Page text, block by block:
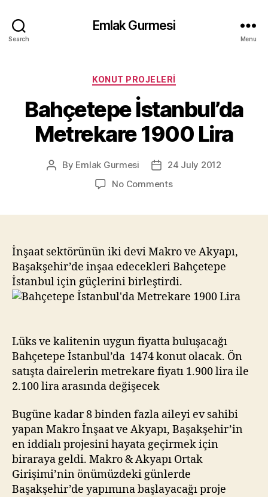
Search
Emlak Gurmesi
Menu
Categories
KONUT PROJELERI
Bahçetepe İstanbul’da
Metrekare 1900 Lira
Post
By Emlak Gurmesi
Post24 July 2012
No Commentson
Lira
İnşaat sektörünün iki devi Makro ve Akyapı,
Başakşehir’de inşaa edecekleri Bahçetepe
İstanbul için güçlerini birleştirdi.
Lüks ve kalitenin uygun fiyatta buluşacağı
Bahçetepe İstanbul’da 1474 konut olacak. Ön
satışta dairelerin metrekare fiyatı 1.900 lira ile
2.100 lira arasında değişecek
Bugüne kadar 8 binden fazla aileyi ev sahibi
yapan Makro İnşaat ve Akyapı, Başakşehir’in
en iddialı projesini hayata geçirmek için
biraraya geldi. Makro & Akyapı Ortak
Girişimi’nin önümüzdeki günlerde
Başakşehir’de yapımına başlayacağı proje